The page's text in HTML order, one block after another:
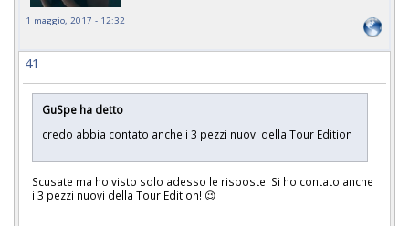
1 maggio, 2017 - 12:32
41
GuSpe ha detto
credo abbia contato anche i 3 pezzi nuovi della Tour Edition
Scusate ma ho visto solo adesso le risposte! Si ho contato anche
i 3 pezzi nuovi della Tour Edition! 😉